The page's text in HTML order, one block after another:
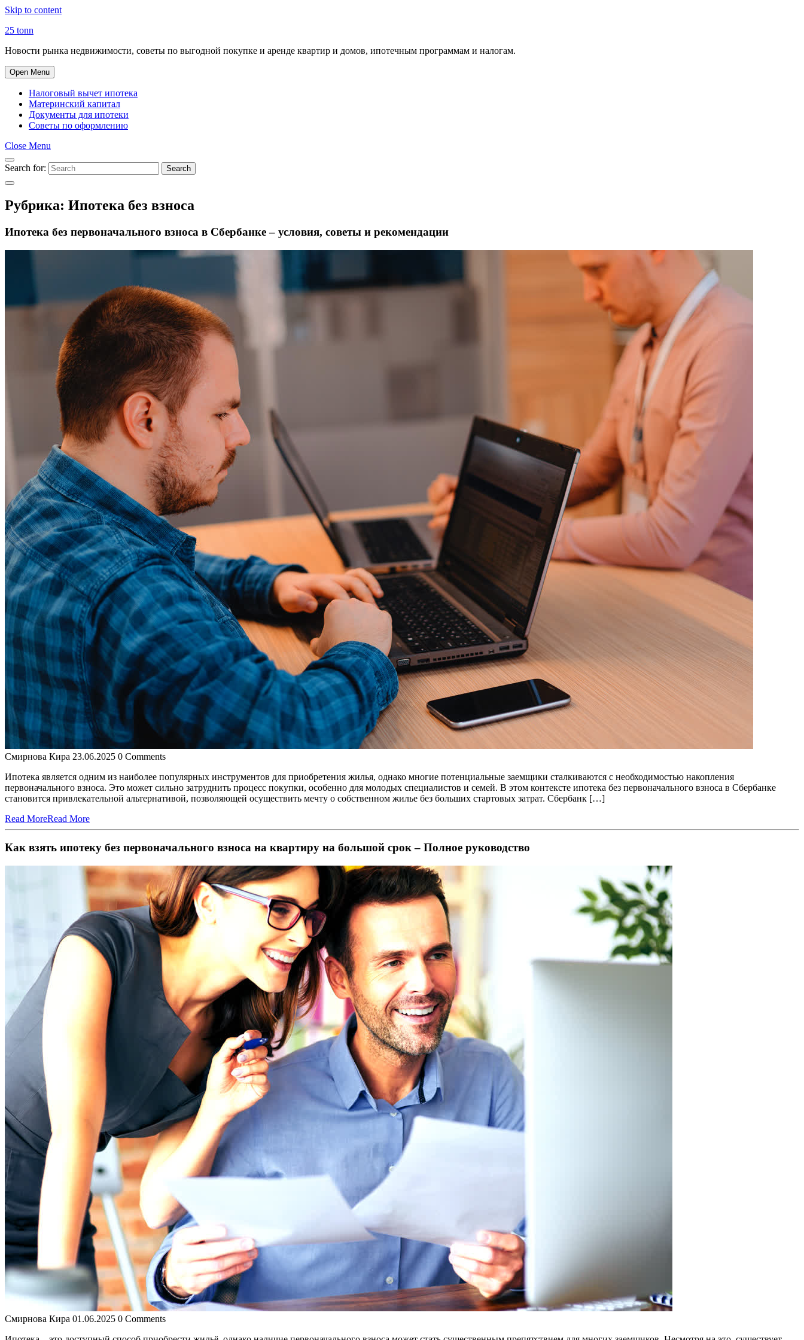
Skip to content
25 tonn
Новости рынка недвижимости, советы по выгодной покупке и аренде квартир и домов, ипотечным программам и налогам.
Open Menu
Налоговый вычет ипотека
Материнский капитал
Документы для ипотеки
Советы по оформлению
Close Menu
Search for: Search
Рубрика: Ипотека без взноса
Ипотека без первоначального взноса в Сбербанке – условия, советы и рекомендации
Смирнова Кира 23.06.2025 0 Comments
Ипотека является одним из наиболее популярных инструментов для приобретения жилья, однако многие потенциальные заемщики сталкиваются с необходимостью накопления
первоначального взноса. Это может сильно затруднить процесс покупки, особенно для молодых специалистов и семей. В этом контексте ипотека без первоначального взноса в Сбербанке
становится привлекательной альтернативой, позволяющей осуществить мечту о собственном жилье без больших стартовых затрат. Сбербанк […]
Read MoreRead More
Как взять ипотеку без первоначального взноса на квартиру на большой срок – Полное руководство
Смирнова Кира 01.06.2025 0 Comments